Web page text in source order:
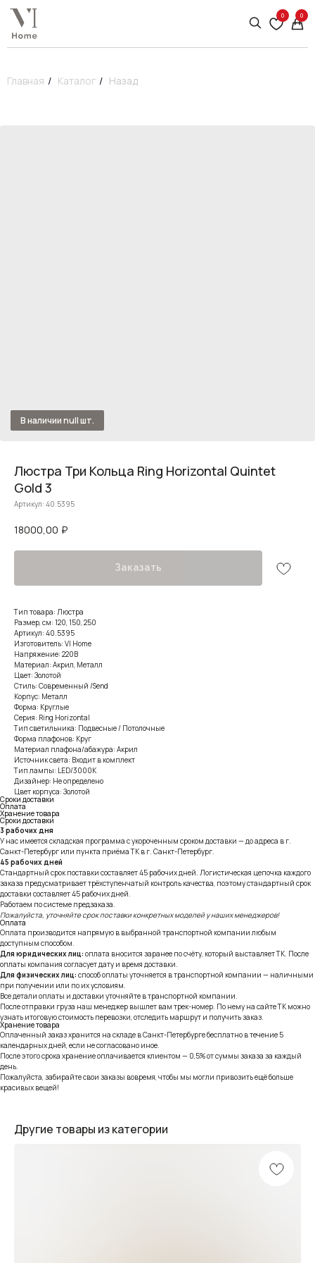
0 0
Главная / Каталог / Назад
Люстра Три Кольца Ring Horizontal Quintet
Gold 3
Артикул: 40.5395
18000,00 ₽
Заказать
Тип товара: Люстра
Размер, см: 120, 150, 250
Артикул: 40.5395
Изготовитель: VI Home
Напряжение: 220В
Материал: Акрил, Металл
Цвет: Золотой
Стиль: Современный /Send
Корпус: Металл
Форма: Круглые
Серия: Ring Horizontal
Тип светильника: Подвесные / Потолочные
Форма плафонов: Круг
Материал плафона/абажура: Акрил
Источник света: Входит в комплект
Тип лампы: LED/3000K
Дизайнер: Не определено
Цвет корпуса: Золотой
Сроки доставки
Оплата
Хранение товара
Сроки доставки
3 рабочих дня
У нас имеется складская программа с укороченным сроком доставки — до адреса в г.
Санкт-Петербург или пункта приёма ТК в г. Санкт-Петербург.
45 рабочих дней
Стандартный срок поставки составляет 45 рабочих дней. Логистическая цепочка каждого
заказа предусматривает трёхступенчатый контроль качества, поэтому стандартный срок
доставки составляет 45 рабочих дней.
Работаем по системе предзаказа.
Пожалуйста, уточняйте срок поставки конкретных моделей у наших менеджеров!
Оплата
Оплата производится напрямую в выбранной транспортной компании любым
доступным способом.
Для юридических лиц: оплата вносится заранее по счёту, который выставляет ТК. После
оплаты компания согласует дату и время доставки.
Для физических лиц: способ оплаты уточняется в транспортной компании — наличными
при получении или по их условиям.
Все детали оплаты и доставки уточняйте в транспортной компании.
После отправки груза наш менеджер вышлет вам трек-номер. По нему на сайте ТК можно
узнать итоговую стоимость перевозки, отследить маршрут и получить заказ.
Хранение товара
Оплаченный заказ хранится на складе в Санкт-Петербурге бесплатно в течение 5
календарных дней, если не согласовано иное.
После этого срока хранение оплачивается клиентом — 0,5% от суммы заказа за каждый
день.
Пожалуйста, забирайте свои заказы вовремя, чтобы мы могли привозить ещё больше
красивых вещей!
Другие товары из категории